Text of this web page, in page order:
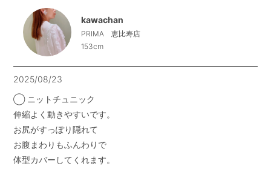
kawachan
PRIMA 恵比寿店
153cm
2025/08/23
◯ ニットチュニック
伸縮よく動きやすいです。
お尻がすっぽり隠れて
お腹まわりもふんわりで
体型カバーしてくれます。